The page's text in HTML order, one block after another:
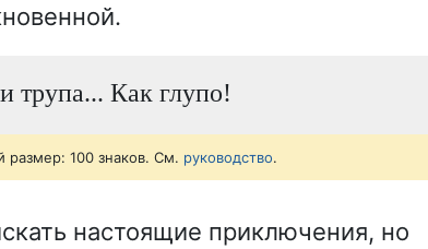
трупа... Как глупо!
100 знаков. См. руководство.
настоящие приключения, но